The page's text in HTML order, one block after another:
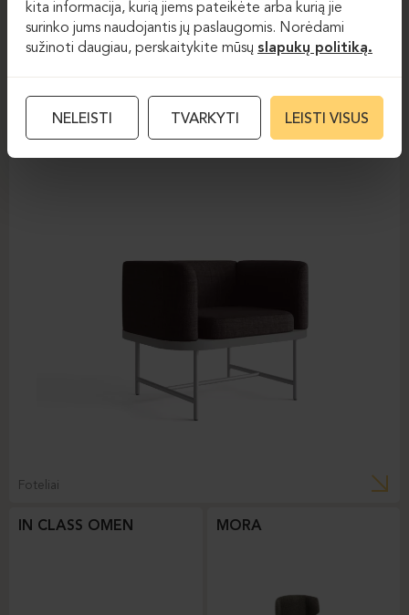
Foteliai Foteliai
OFFSTAGE
Foteliai
IN CLASS OMEN MORA
kita informacija, kurią jiems pateikėte arba kurią jie
surinko jums naudojantis jų paslaugomis. Norėdami
sužinoti daugiau, perskaitykite mūsų slapukų politiką.
NELEISTI TVARKYTI LEISTI VISUS